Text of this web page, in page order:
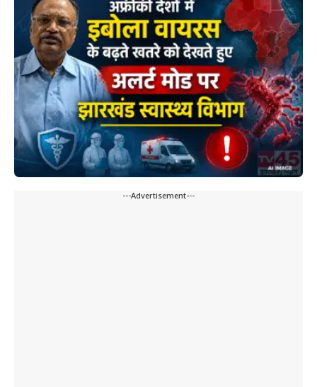
---Advertisement---